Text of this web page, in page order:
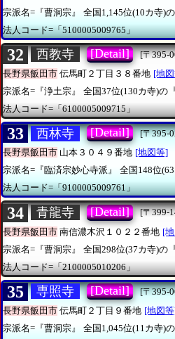
宗派名=『曹洞宗』
全国1,145位(10カ寺)
法人コード=「5100005009765」
32 西教寺 [Detail]
[〒395-
長野県飯田市 伝馬町２丁目３８番地 [地
宗派名=『浄土宗』
全国37位(130カ寺)の
法人コード=「6100005009715」
33 西林寺 [Detail]
[〒395-
長野県飯田市 山本３０４９番地 [地図等]
宗派名=『臨済宗妙心寺派』
全国148位
法人コード=「9100005009761」
34 青龍寺 [Detail]
[〒399-
長野県飯田市 南信濃木沢１０２２番地 [
宗派名=『曹洞宗』
全国298位(37カ寺)の
法人コード=「2100005010206」
35 専照寺 [Detail]
[〒395-
長野県飯田市 伝馬町２丁目９番地 [地図
宗派名=『曹洞宗』
全国1,045位(11カ寺)